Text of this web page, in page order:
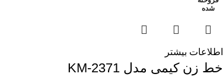
شده
اطلاعات بیشتر
خط زن کیمی مدل KM-2371
شده
شده